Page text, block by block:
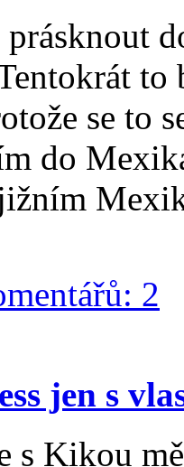
prásknout
se to
do
2
jen s
s Kikou